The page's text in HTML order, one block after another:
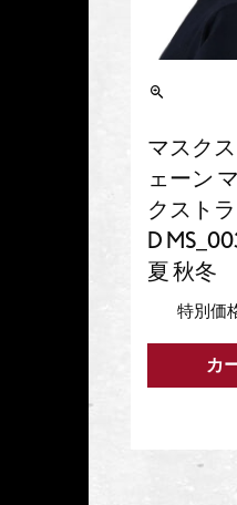
マスク
ェーン
クスト
D
夏 秋冬
特別価
カ